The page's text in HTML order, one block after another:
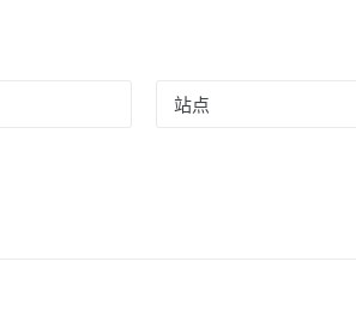
站点